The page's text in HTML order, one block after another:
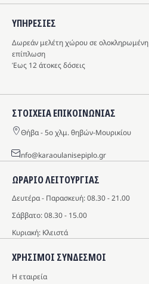
ΩΡΑΡΙΟ ΛΕΙΤΟΥΡΓΙΑΣ
Δευτέρα - Παρασκευή: 08.30 - 21.00
Σάββατο: 08.30 - 15.00
Κυριακή: Κλειστά
ΧΡΗΣΙΜΟΙ ΣΥΝΔΕΣΜΟΙ
Η εταιρεία
ΥΠΗΡΕΣIΕΣ
Δωρεάν μελέτη χώρου σε ολοκληρωμένη
επίπλωση
Έως 12 άτοκες δόσεις
ΣΤΟΙΧΕΙΑ ΕΠΙΚΟΙΝΩΝΙΑΣ
Θήβα - 5o χλμ. θηβών-Μουρικίου
info@karaoulanisepiplo.gr